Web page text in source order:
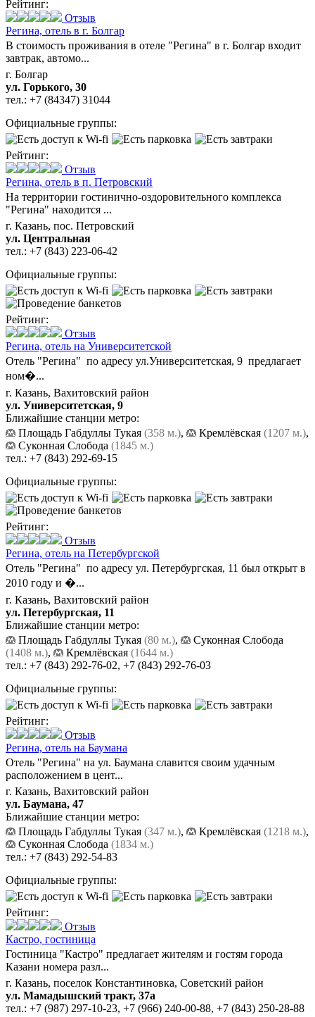
Рейтинг:
Отзыв
Регина, отель в г. Болгар
В стоимость проживания в отеле "Регина" в г. Болгар входит
завтрак, автомо...
г. Болгар
ул. Горького, 30
тел.: +7 (84347) 31044
Официальные группы:
Рейтинг:
Отзыв
Регина, отель в п. Петровский
На территории гостинично-оздоровительного комплекса
"Регина" находится ...
г. Казань, пос. Петровский
ул. Центральная
тел.: +7 (843) 223-06-42
Официальные группы:
Рейтинг:
Отзыв
Регина, отель на Университетской
Отель "Регина" по адресу ул.Университетская, 9 предлагает
ном�...
г. Казань, Вахитовский район
ул. Университетская, 9
Ближайшие станции метро:
Площадь Габдуллы Тукая (358 м.), Кремлёвская (1207 м.),
Суконная Слобода (1845 м.)
тел.: +7 (843) 292-69-15
Официальные группы:
Рейтинг:
Отзыв
Регина, отель на Петербургской
Отель "Регина" по адресу ул. Петербургская, 11 был открыт в
2010 году и �...
г. Казань, Вахитовский район
ул. Петербургская, 11
Ближайшие станции метро:
Площадь Габдуллы Тукая (80 м.),
Суконная Слобода
(1408 м.), Кремлёвская (1644 м.)
тел.: +7 (843) 292-76-02, +7 (843) 292-76-03
Официальные группы:
Рейтинг:
Отзыв
Регина, отель на Баумана
Отель "Регина" на ул. Баумана славится своим удачным
расположением в цент...
г. Казань, Вахитовский район
ул. Баумана, 47
Ближайшие станции метро:
Площадь Габдуллы Тукая (347 м.), Кремлёвская (1218 м.),
Суконная Слобода (1834 м.)
тел.: +7 (843) 292-54-83
Официальные группы:
Рейтинг:
Отзыв
Кастро, гостиница
Гостиница "Кастро" предлагает жителям и гостям города
Казани номера разл...
г. Казань, поселок Константиновка, Советский район
ул. Мамадышский тракт, 37а
тел.: +7 (987) 297-10-23, +7 (966) 240-00-88, +7 (843) 250-28-88